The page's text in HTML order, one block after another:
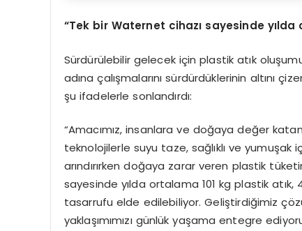
“Tek bir Waternet cihazı sayesinde
Sürdürülebilir gelecek için plastik atık
adına çalışmalarını sürdürdüklerinin altını
şu ifadelerle sonlandırdı:
“Amacımız, insanlara ve doğaya değer
teknolojilerle suyu taze, sağlıklı ve yumuşak
arındırırken doğaya zarar veren plastik
sayesinde yılda ortalama 101 kg plastik
tasarrufu elde edilebiliyor. Geliştirdiğimiz
yaklaşımımızı günlük yaşama entegre